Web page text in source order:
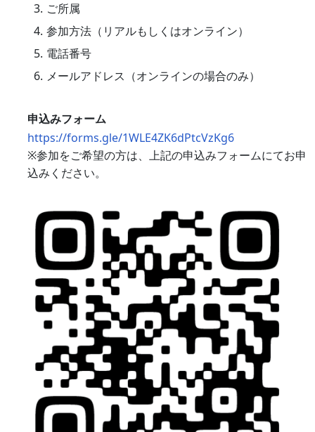
ご所属
参加方法（リアルもしくはオンライン）
電話番号
メールアドレス（オンラインの場合のみ）
申込みフォーム
https://forms.gle/1WLE4ZK6dPtcVzKg6
※参加をご希望の方は、上記の申込みフォームにてお申
込みください。